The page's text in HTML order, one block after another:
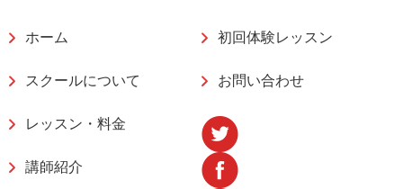
ホーム
スクールについて
レッスン・料金
講師紹介
初回体験レッスン
お問い合わせ